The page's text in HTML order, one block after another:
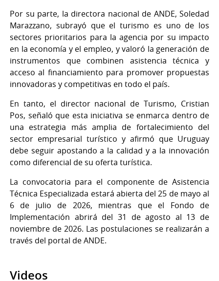
Por su parte, la directora nacional de ANDE, Soledad
Marazzano, subrayó que el turismo es uno de los
sectores prioritarios para la agencia por su impacto
en la economía y el empleo, y valoró la generación de
instrumentos que combinen asistencia técnica y
acceso al financiamiento para promover propuestas
innovadoras y competitivas en todo el país.
En tanto, el director nacional de Turismo, Cristian
Pos, señaló que esta iniciativa se enmarca dentro de
una estrategia más amplia de fortalecimiento del
sector empresarial turístico y afirmó que Uruguay
debe seguir apostando a la calidad y a la innovación
como diferencial de su oferta turística.
La convocatoria para el componente de Asistencia
Técnica Especializada estará abierta del 25 de mayo al
6 de julio de 2026, mientras que el Fondo de
Implementación abrirá del 31 de agosto al 13 de
noviembre de 2026. Las postulaciones se realizarán a
través del portal de ANDE.
Videos